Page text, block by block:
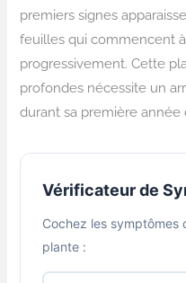
premiers signes
feuilles qui commencent
progressivement. Cette
profondes nécessite un
durant sa première année
Vérificateur de
Cochez les symptômes
plante :